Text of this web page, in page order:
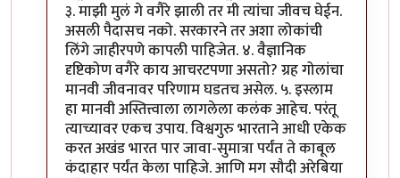
३. माझी मुलं गे वगैरे झाली तर मी त्यांचा जीवच घेईन.
असली पैदासच नको. सरकारने तर अशा लोकांची
लिंगे जाहीरपणे कापली पाहिजेत. ४. वैज्ञानिक
दृष्टिकोण वगैरे काय आचरटपणा असतो? ग्रह गोलांचा
मानवी जीवनावर परिणाम घडतच असेल. ५. इस्लाम
हा मानवी अस्तित्त्वाला लागलेला कलंक आहेच. परंतू
त्याच्यावर एकच उपाय. विश्वगुरु भारताने आधी एकेक
करत अखंड भारत पार जावा-सुमात्रा पर्यंत ते काबूल
कंदाहार पर्यंत केला पाहिजे. आणि मग सौदी अरेबिया